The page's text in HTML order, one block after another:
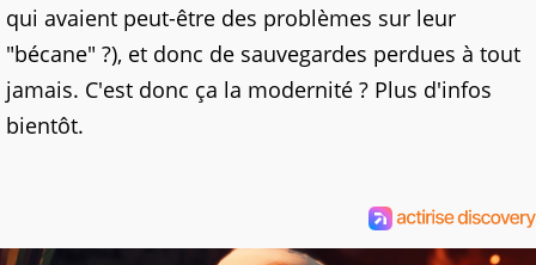
qui avaient peut-être des problèmes sur leur
"bécane" ?), et donc de sauvegardes perdues à tout
jamais. C'est donc ça la modernité ? Plus d'infos
bientôt.